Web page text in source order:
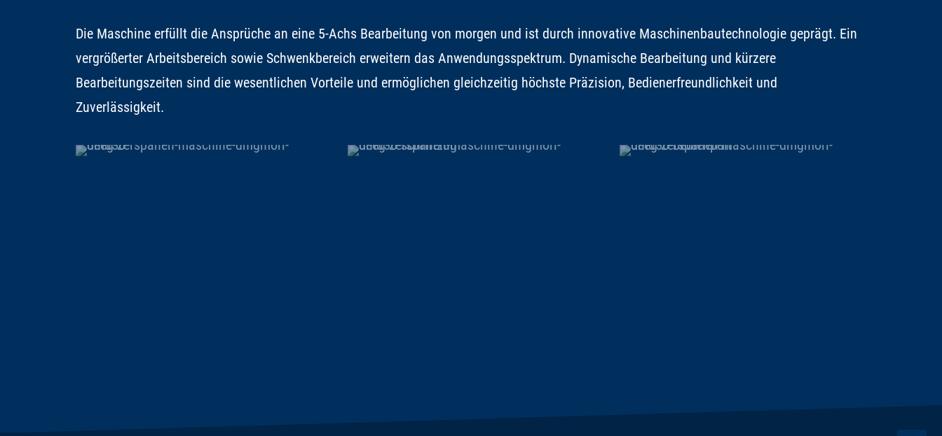
Die Maschine erfüllt die Ansprüche an eine 5-Achs Bearbeitung von morgen und ist durch innovative Maschinenbautechnologie geprägt. Ein
vergrößerter Arbeitsbereich sowie Schwenkbereich erweitern das Anwendungsspektrum. Dynamische Bearbeitung und kürzere
Bearbeitungszeiten sind die wesentlichen Vorteile und ermöglichen gleichzeitig höchste Präzision, Bedienerfreundlichkeit und
Zuverlässigkeit.